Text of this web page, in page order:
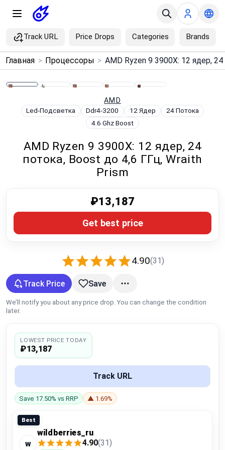
Track URL Price Drops Categories Brands
Menu ×
Price Drops
Global Price Tracker
Compare
Log in
Главная > Процессоры >
AMD
Led-Подсветка Ddr4-3200 12 Ядер
24 Потока
4.6 Ghz Boost
AMD Ryzen 9 3900X: 12 ядер, 24
потока, Boost до 4,6 ГГц, Wraith
Prism
4.90(31)
₽13,187
Get best price
Track Price Save
We’ll notify you about any price drop. You can change the condition
later.
LOWEST PRICE TODAY
₽13,187
Track URL
Save 17.50% vs RRP ▲ 1.69%
Best
w
wildberries_ru
4.90(31)